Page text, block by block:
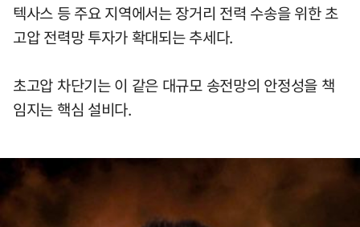
텍사스 등 주요 지역에서는 장거리 전력 수송을 위한 초
고압 전력망 투자가 확대되는 추세다.
초고압 차단기는 이 같은 대규모 송전망의 안정성을 책
임지는 핵심 설비다.